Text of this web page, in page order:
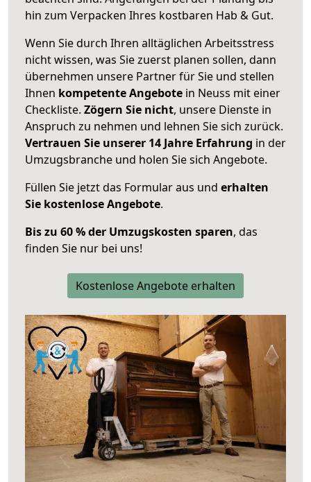
hin zum Verpacken Ihres kostbaren Hab & Gut.
Wenn Sie durch Ihren alltäglichen Arbeitsstress
nicht wissen, was Sie zuerst planen sollen, dann
übernehmen unsere Partner für Sie und stellen
Ihnen kompetente Angebote in Neuss mit einer
Checkliste. Zögern Sie nicht, unsere Dienste in
Anspruch zu nehmen und lehnen Sie sich zurück.
Vertrauen Sie unserer 14 Jahre Erfahrung in der
Umzugsbranche und holen Sie sich Angebote.
Füllen Sie jetzt das Formular aus und erhalten
Sie kostenlose Angebote.
Bis zu 60 % der Umzugskosten sparen, das
finden Sie nur bei uns!
Kostenlose Angebote erhalten